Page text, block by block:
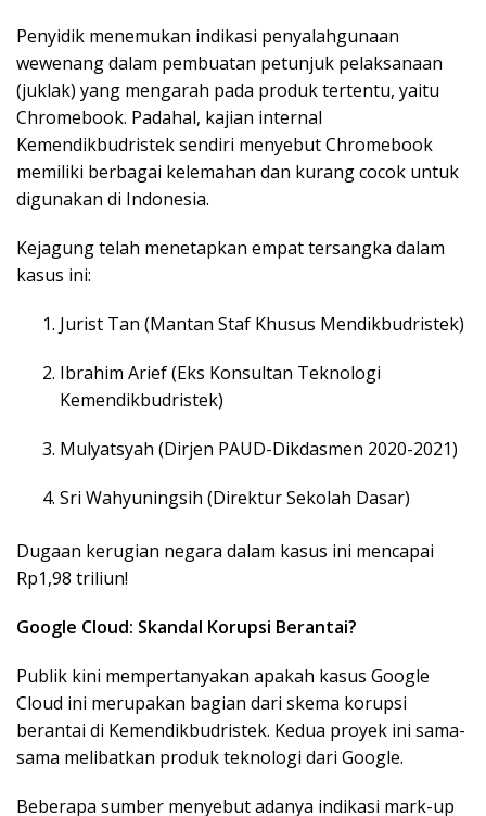
Penyidik menemukan indikasi penyalahgunaan
wewenang dalam pembuatan petunjuk pelaksanaan
(juklak) yang mengarah pada produk tertentu, yaitu
Chromebook. Padahal, kajian internal
Kemendikbudristek sendiri menyebut Chromebook
memiliki berbagai kelemahan dan kurang cocok untuk
digunakan di Indonesia.
Kejagung telah menetapkan empat tersangka dalam
kasus ini:
Jurist Tan (Mantan Staf Khusus Mendikbudristek)
Ibrahim Arief (Eks Konsultan Teknologi
Kemendikbudristek)
Mulyatsyah (Dirjen PAUD-Dikdasmen 2020-2021)
Sri Wahyuningsih (Direktur Sekolah Dasar)
Dugaan kerugian negara dalam kasus ini mencapai
Rp1,98 triliun!
Google Cloud: Skandal Korupsi Berantai?
Publik kini mempertanyakan apakah kasus Google
Cloud ini merupakan bagian dari skema korupsi
berantai di Kemendikbudristek. Kedua proyek ini sama-
sama melibatkan produk teknologi dari Google.
Beberapa sumber menyebut adanya indikasi mark-up